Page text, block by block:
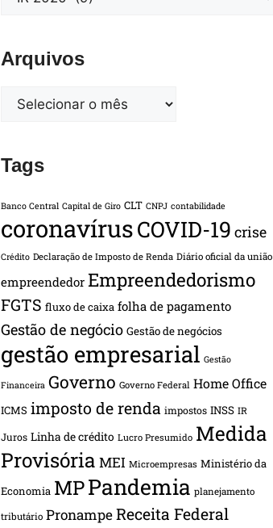
Arquivos
Tags
Banco Central Capital de Giro CLT CNPJ contabilidade
coronavírusCOVID-19 crise
Crédito Declaração de Imposto de Renda Diário oficial da união
empreendedor Empreendedorismo
FGTS fluxo de caixa folha de pagamento
Gestão de negócio Gestão de negócios
gestão empresarial Gestão
Financeira Governo Governo Federal Home Office
ICMS imposto de renda impostos INSS IR
Juros Linha de crédito Lucro Presumido Medida
Provisória MEI Microempresas Ministério da
Economia MPPandemia planejamento
tributário PronampeReceita Federal